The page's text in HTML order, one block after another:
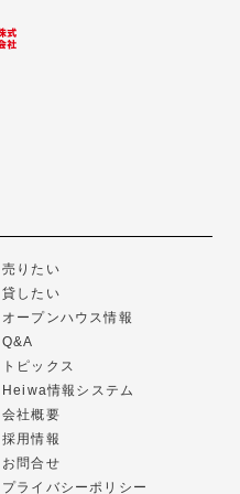
売りたい
貸したい
オープンハウス情報
Q&A
トピックス
Heiwa情報システム
会社概要
採用情報
お問合せ
プライバシーポリシー